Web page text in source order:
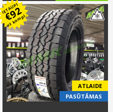
price
was:
€122.00.
Current
price
is:
€99.00.
IETAUPI
€92
uz kompl.
ATLAIDE
PASŪTĀMAS